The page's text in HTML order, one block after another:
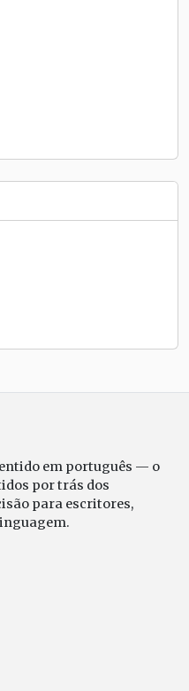
em português — o
por trás dos
para escritores,